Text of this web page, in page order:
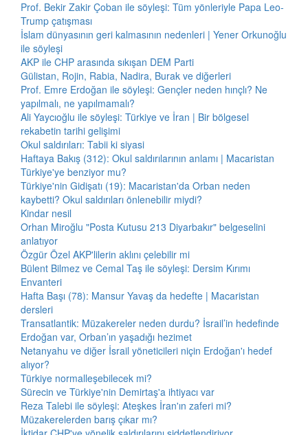
Prof. Bekir Zakir Çoban ile söyleşi: Tüm yönleriyle Papa Leo-
Trump çatışması
İslam dünyasının geri kalmasının nedenleri | Yener Orkunoğlu
ile söyleşi
AKP ile CHP arasında sıkışan DEM Parti
Gülistan, Rojin, Rabia, Nadira, Burak ve diğerleri
Prof. Emre Erdoğan ile söyleşi: Gençler neden hınçlı? Ne
yapılmalı, ne yapılmamalı?
Ali Yaycıoğlu ile söyleşi: Türkiye ve İran | Bir bölgesel
rekabetin tarihi gelişimi
Okul saldırıları: Tabii ki siyasi
Haftaya Bakış (312): Okul saldırılarının anlamı | Macaristan
Türkiye'ye benziyor mu?
Türkiye'nin Gidişatı (19): Macaristan'da Orban neden
kaybetti? Okul saldırıları önlenebilir miydi?
Kindar nesil
Orhan Miroğlu "Posta Kutusu 213 Diyarbakır" belgeselini
anlatıyor
Özgür Özel AKP'lilerin aklını çelebilir mi
Bülent Bilmez ve Cemal Taş ile söyleşi: Dersim Kırımı
Envanteri
Hafta Başı (78): Mansur Yavaş da hedefte | Macaristan
dersleri
Transatlantik: Müzakereler neden durdu? İsrail’in hedefinde
Erdoğan var, Orban’ın yaşadığı hezimet
Netanyahu ve diğer İsrail yöneticileri niçin Erdoğan'ı hedef
alıyor?
Türkiye normalleşebilecek mi?
Sürecin ve Türkiye'nin Demirtaş'a ihtiyacı var
Reza Talebi ile söyleşi: Ateşkes İran'ın zaferi mi?
Müzakerelerden barış çıkar mı?